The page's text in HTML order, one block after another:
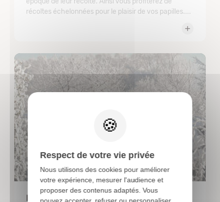
récoltes échelonnées pour le plaisir de vos papilles....
Parce que le jardin aussi se prépare à
Respect de votre vie privée
Nous utilisons des cookies pour améliorer
votre expérience, mesurer l'audience et
proposer des contenus adaptés. Vous